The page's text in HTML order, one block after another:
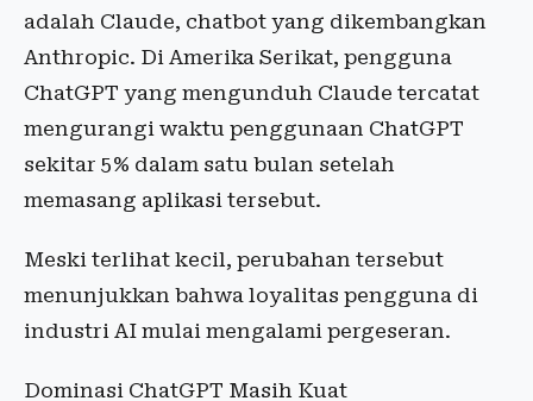
adalah Claude, chatbot yang dikembangkan
Anthropic. Di Amerika Serikat, pengguna
ChatGPT yang mengunduh Claude tercatat
mengurangi waktu penggunaan ChatGPT
sekitar 5% dalam satu bulan setelah
memasang aplikasi tersebut.
Meski terlihat kecil, perubahan tersebut
menunjukkan bahwa loyalitas pengguna di
industri AI mulai mengalami pergeseran.
Dominasi ChatGPT Masih Kuat